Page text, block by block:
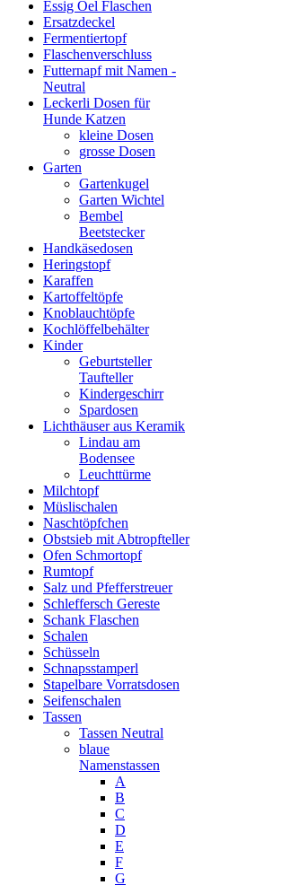
Essig Oel Flaschen
Ersatzdeckel
Fermentiertopf
Flaschenverschluss
Futternapf mit Namen -
Neutral
Leckerli Dosen für
Hunde Katzen
kleine Dosen
grosse Dosen
Garten
Gartenkugel
Garten Wichtel
Bembel
Beetstecker
Handkäsedosen
Heringstopf
Karaffen
Kartoffeltöpfe
Knoblauchtöpfe
Kochlöffelbehälter
Kinder
Geburtsteller
Taufteller
Kindergeschirr
Spardosen
Lichthäuser aus Keramik
Lindau am
Bodensee
Leuchttürme
Milchtopf
Müslischalen
Naschtöpfchen
Obstsieb mit Abtropfteller
Ofen Schmortopf
Rumtopf
Salz und Pfefferstreuer
Schleffersch Gereste
Schank Flaschen
Schalen
Schüsseln
Schnapsstamperl
Stapelbare Vorratsdosen
Seifenschalen
Tassen
Tassen Neutral
blaue
Namenstassen
A
B
C
D
E
F
G